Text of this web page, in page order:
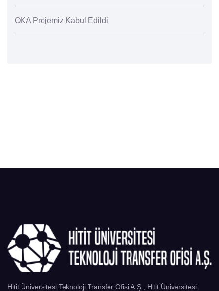
OKA Projemiz Kabul Edildi
Hitit Üniversitesi Teknoloji Transfer Ofisi A.Ş., Hitit Üniversitesi